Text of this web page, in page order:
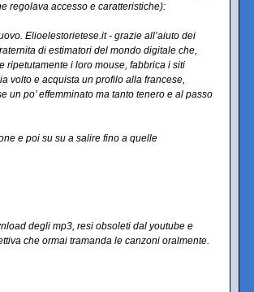
regolava accesso e caratteristiche):
Elioelestorietese.it - grazie all’aiuto dei
di estimatori del mondo digitale che,
ripetutamente i loro mouse, fabbrica i siti
volto e acquista un profilo alla francese,
un po’ effemminato ma tanto tenero e al passo
e poi su su a salire fino a quelle
degli mp3, resi obsoleti dal youtube e
che ormai tramanda le canzoni oralmente.